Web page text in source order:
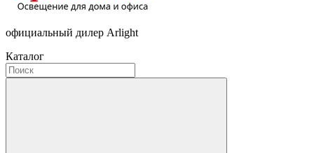
официальный дилер Arlight
Каталог